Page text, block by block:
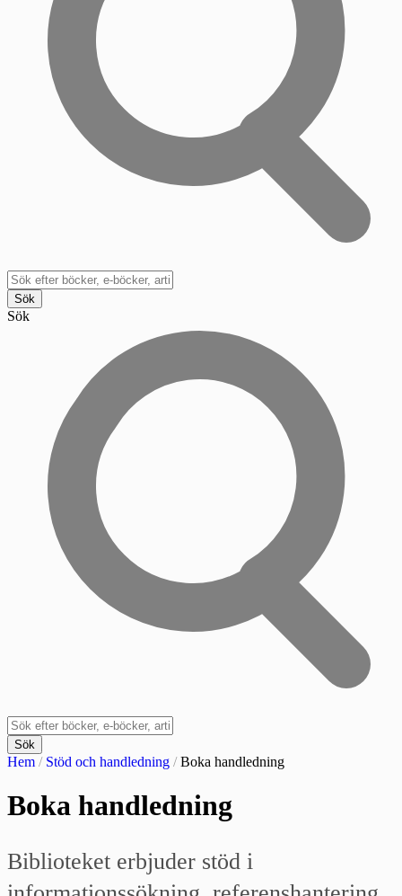
Sök
Sök
Sök
Hem / Stöd och handledning /Boka handledning
Boka handledning
Biblioteket erbjuder stöd i